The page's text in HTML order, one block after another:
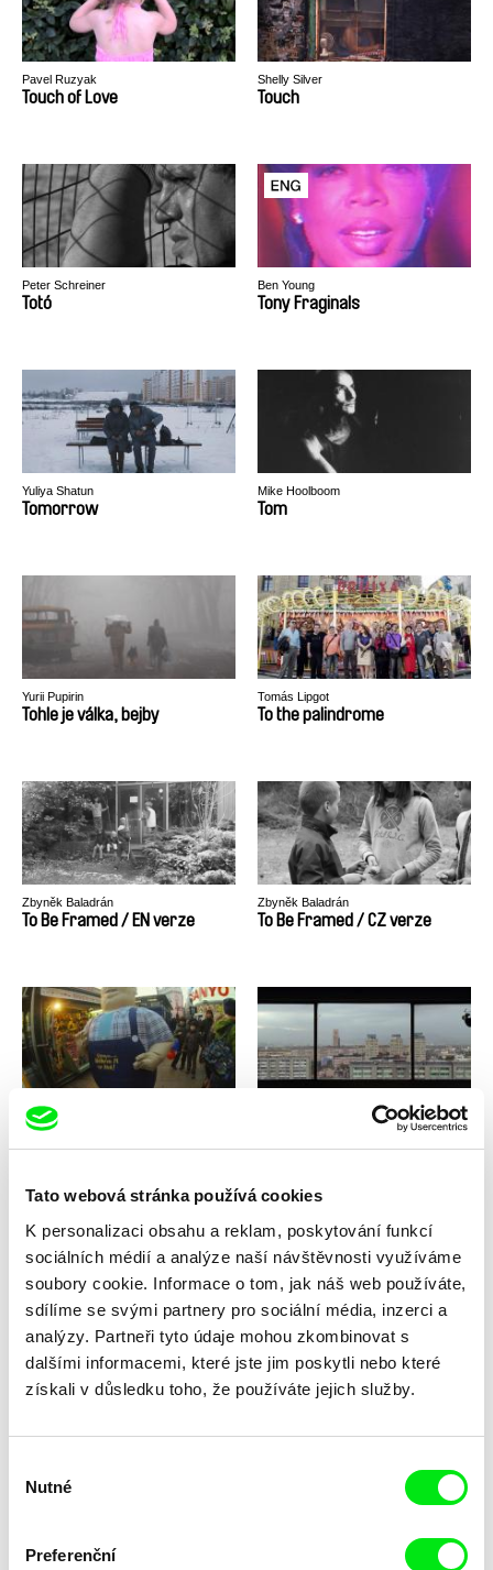
Tato webová stránka používá cookies
K personalizaci obsahu a reklam, poskytování funkcí
sociálních médií a analýze naší návštěvnosti využíváme
soubory cookie. Informace o tom, jak náš web používáte,
sdílíme se svými partnery pro sociální média, inzerci a
analýzy. Partneři tyto údaje mohou zkombinovat s
dalšími informacemi, které jste jim poskytli nebo které
získali v důsledku toho, že používáte jejich služby.
souhlasu
Nutné
Preferenční
Pavel Ruzyak
Touch of Love
Shelly Silver
Touch
Peter Schreiner
Totó
Ben Young
Tony Fraginals
Yuliya Shatun
Tomorrow
Mike Hoolboom
Tom
Yurii Pupirin
Tohle je válka, bejby
Tomás Lipgot
To the palindrome
Zbyněk Baladrán
To Be Framed / EN verze
Zbyněk Baladrán
To Be Framed / CZ verze
Karel Vachek
Tmář a jeho rod aneb Slzavé
údolí pyramid
Tlatelolco / EN version
Lotte Schreiber
Tlatelolco / DE version
Jan Šípek
Tlačítka bdělosti